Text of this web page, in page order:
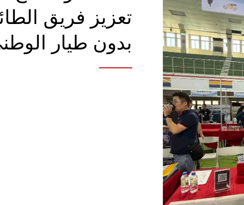
تعزيز فريق
بدون طيار
سلسلة لف الخيوط الكاملة
الأوتوماتيكية